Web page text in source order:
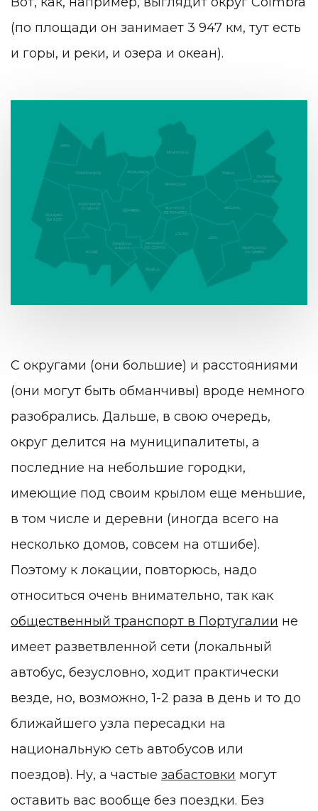
(по площади он занимает 3 947 км, тут есть
и горы, и реки, и озера и океан).
С округами (они большие) и расстояниями
(они могут быть обманчивы) вроде немного
разобрались. Дальше, в свою очередь,
округ делится на муниципалитеты, а
последние на небольшие городки,
имеющие под своим крылом еще меньшие,
в том числе и деревни (иногда всего на
несколько домов, совсем на отшибе).
Поэтому к локации, повторюсь, надо
относиться очень внимательно, так как
общественный транспорт в Португалии не
имеет разветвленной сети (локальный
автобус, безусловно, ходит практически
везде, но, возможно, 1-2 раза в день и то до
ближайшего узла пересадки на
национальную сеть автобусов или
поездов). Ну, а частые забастовки могут
оставить вас вообще без поездки. Без